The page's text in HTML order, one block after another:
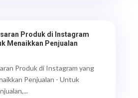
Produk di Instagram
Menaikkan Penjualan
Produk di Instagram yang
Penjualan - Untuk